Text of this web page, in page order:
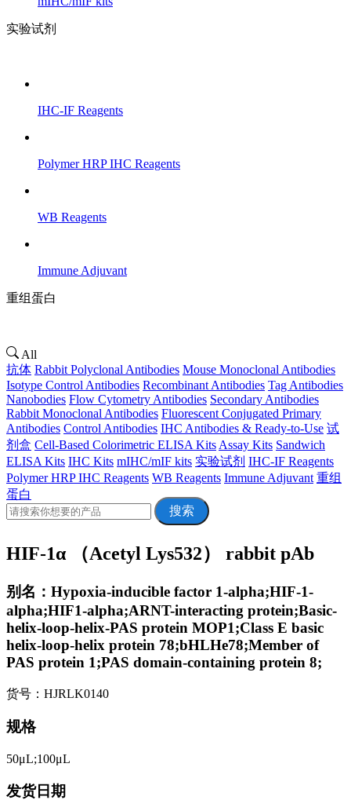
实验试剂
IHC-IF Reagents
Polymer HRP IHC Reagents
WB Reagents
Immune Adjuvant
重组蛋白
All
抗体 Rabbit Polyclonal Antibodies Mouse Monoclonal Antibodies
Isotype Control Antibodies Recombinant Antibodies Tag Antibodies
Nanobodies Flow Cytometry Antibodies Secondary Antibodies
Rabbit Monoclonal Antibodies Fluorescent Conjugated Primary
Antibodies Control Antibodies IHC Antibodies & Ready-to-Use 试
剂盒 Cell-Based Colorimetric ELISA Kits Assay Kits Sandwich
ELISA Kits IHC Kits mIHC/mIF kits 实验试剂 IHC-IF Reagents
Polymer HRP IHC Reagents WB Reagents Immune Adjuvant 重组
蛋白
搜索
HIF-1α （Acetyl Lys532） rabbit pAb
别名：Hypoxia-inducible factor 1-alpha;HIF-1-
alpha;HIF1-alpha;ARNT-interacting protein;Basic-
helix-loop-helix-PAS protein MOP1;Class E basic
helix-loop-helix protein 78;bHLHe78;Member of
PAS protein 1;PAS domain-containing protein 8;
货号：HJRLK0140
规格
50μL;100μL
发货日期